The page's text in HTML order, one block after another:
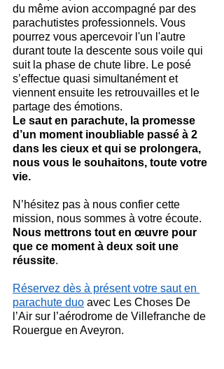
du même avion accompagné par des
parachutistes professionnels. Vous
pourrez vous apercevoir l'un l'autre
durant toute la descente sous voile qui
suit la phase de chute libre. Le posé
s’effectue quasi simultanément et
viennent ensuite les retrouvailles et le
partage des émotions.
Le saut en parachute, la promesse
d’un moment inoubliable passé à 2
dans les cieux et qui se prolongera,
nous vous le souhaitons, toute votre
vie.
N’hésitez pas à nous confier cette
mission, nous sommes à votre écoute.
Nous mettrons tout en œuvre pour
que ce moment à deux soit une
réussite.
Réservez dès à présent votre saut en
parachute duo avec Les Choses De
l’Air sur l’aérodrome de Villefranche de
Rouergue en Aveyron.